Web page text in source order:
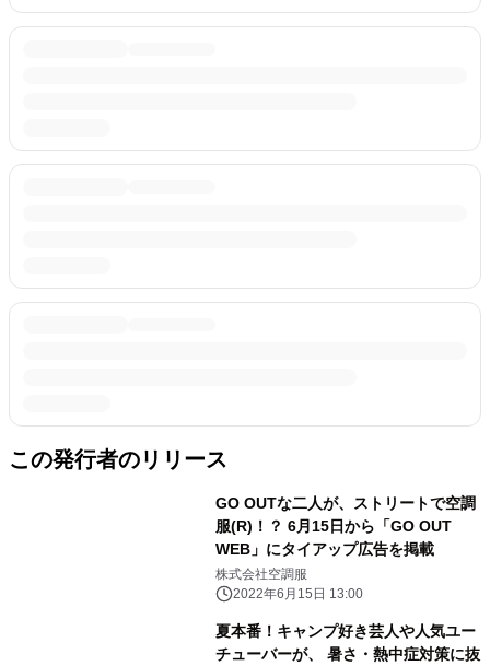
この発行者のリリース
GO OUTな二人が、ストリートで空調
服(R)！？ 6月15日から「GO OUT
WEB」にタイアップ広告を掲載
株式会社空調服
2022年6月15日 13:00
夏本番！キャンプ好き芸人や人気ユー
チューバーが、 暑さ・熱中症対策に抜